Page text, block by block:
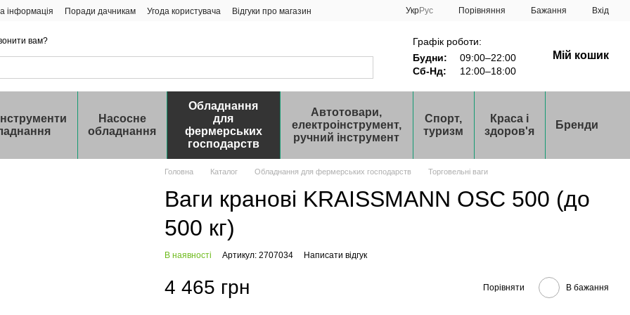
інформація Поради дачникам Угода користувача Відгуки про магазин УкрРус Порівняння Бажання Вхід
вам?
Графік роботи:
Будни:
09:00–22:00
Сб-Нд:
12:00–18:00
Мій кошик
Насосне
обладнання
Обладнання
для
фермерських
господарств
Автотовари,
електроінструмент,
ручний інструмент
Спорт,
туризм
Краса і
здоров'я
Бренди
Головна Каталог Обладнання для фермерських господарств Торговельні ваги
Ваги кранові KRAISSMANN OSC 500 (до
500 кг)
В наявності Артикул: 2707034 Написати відгук
4 465 грн Порівняти В бажання